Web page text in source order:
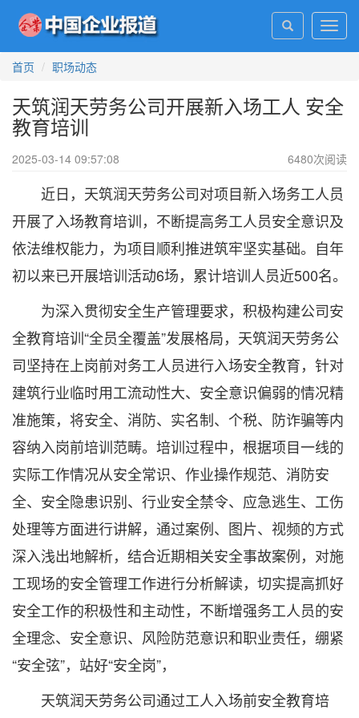
首页
职场动态
天筑润天劳务公司开展新入场工人 安全
教育培训
2025-03-14 09:57:08 6480次阅读
近日，天筑润天劳务公司对项目新入场务工人员
开展了入场教育培训，不断提高务工人员安全意识及
依法维权能力，为项目顺利推进筑牢坚实基础。自年
初以来已开展培训活动6场，累计培训人员近500名。
为深入贯彻安全生产管理要求，积极构建公司安
全教育培训“全员全覆盖”发展格局，天筑润天劳务公
司坚持在上岗前对务工人员进行入场安全教育，针对
建筑行业临时用工流动性大、安全意识偏弱的情况精
准施策，将安全、消防、实名制、个税、防诈骗等内
容纳入岗前培训范畴。培训过程中，根据项目一线的
实际工作情况从安全常识、作业操作规范、消防安
全、安全隐患识别、行业安全禁令、应急逃生、工伤
处理等方面进行讲解，通过案例、图片、视频的方式
深入浅出地解析，结合近期相关安全事故案例，对施
工现场的安全管理工作进行分析解读，切实提高抓好
安全工作的积极性和主动性，不断增强务工人员的安
全理念、安全意识、风险防范意识和职业责任，绷紧
“安全弦”，站好“安全岗”，
天筑润天劳务公司通过工人入场前安全教育培